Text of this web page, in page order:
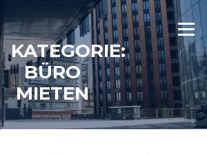
Menü
KATEGORIE:
BÜRO
MIETEN